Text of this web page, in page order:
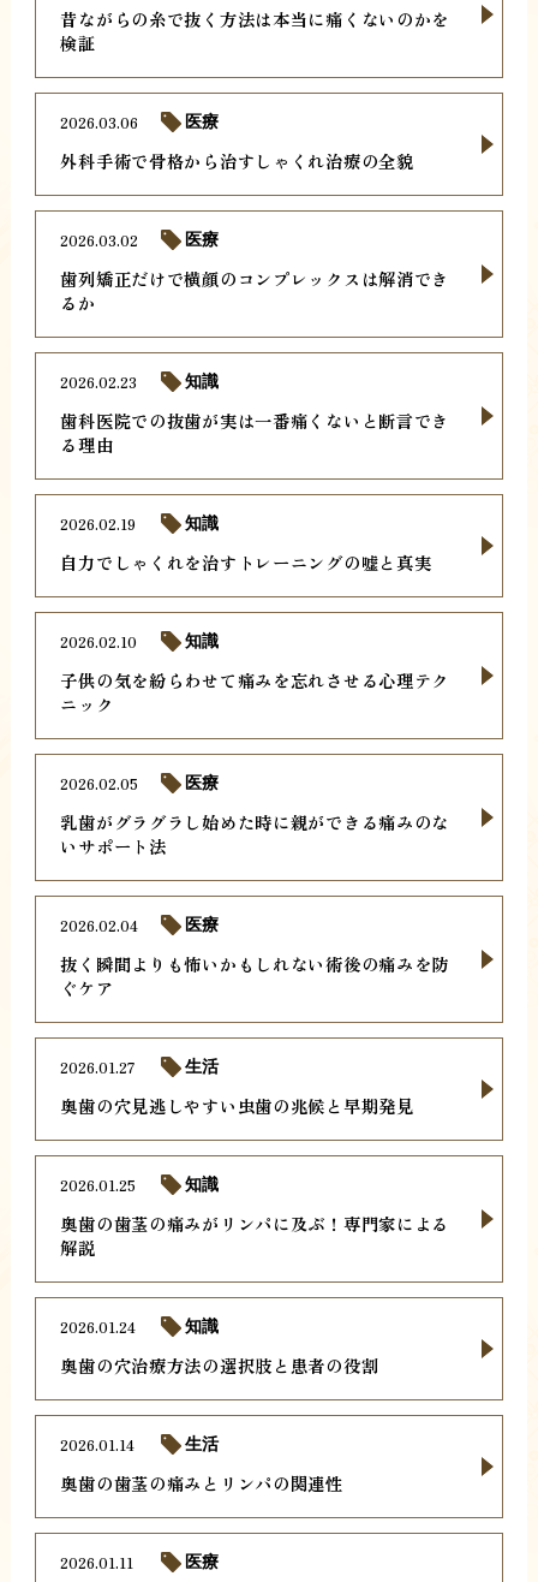
昔ながらの糸で抜く方法は本当に痛くないのかを
検証
外科手術で骨格から治すしゃくれ治療の全貌
2026.03.06 医療
歯列矯正だけで横顔のコンプレックスは解消でき
るか
2026.03.02 医療
歯科医院での抜歯が実は一番痛くないと断言でき
る理由
2026.02.23 知識
自力でしゃくれを治すトレーニングの嘘と真実
2026.02.19 知識
子供の気を紛らわせて痛みを忘れさせる心理テク
ニック
2026.02.10 知識
乳歯がグラグラし始めた時に親ができる痛みのな
いサポート法
2026.02.05 医療
抜く瞬間よりも怖いかもしれない術後の痛みを防
ぐケア
2026.02.04 医療
奥歯の穴見逃しやすい虫歯の兆候と早期発見
2026.01.27 生活
奥歯の歯茎の痛みがリンパに及ぶ！専門家による
解説
2026.01.25 知識
奥歯の穴治療方法の選択肢と患者の役割
2026.01.24 知識
奥歯の歯茎の痛みとリンパの関連性
2026.01.14 生活
2026.01.11 医療